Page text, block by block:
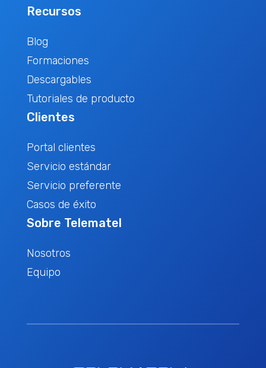
Recursos
Blog
Formaciones
Descargables
Tutoriales de producto
Clientes
Portal clientes
Servicio estándar
Servicio preferente
Casos de éxito
Sobre Telematel
Nosotros
Equipo